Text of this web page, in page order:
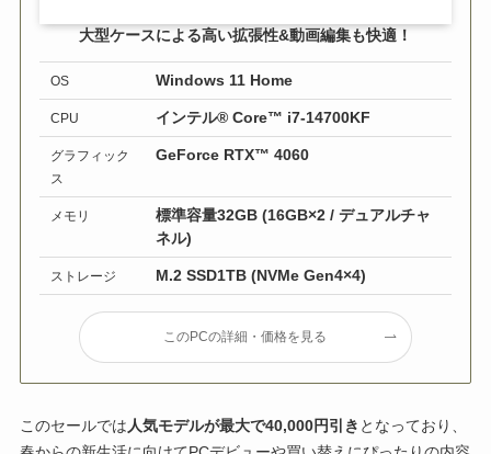
大型ケースによる高い拡張性&動画編集も快適！
OS Windows 11 Home
CPU インテル® Core™ i7-14700KF
グラフィック
ス
GeForce RTX™ 4060
メモリ
標準容量32GB (16GB×2 / デュアルチャ
ネル)
ストレージ M.2 SSD1TB (NVMe Gen4×4)
このPCの詳細・価格を見る
このセールでは 人気モデルが最大で40,000円引き となっており、